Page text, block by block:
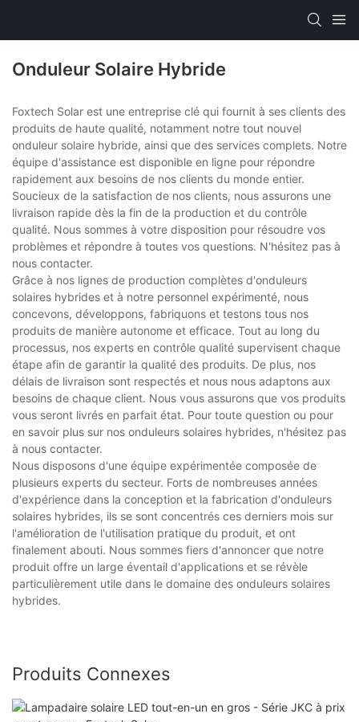
Onduleur Solaire Hybride
Foxtech Solar est une entreprise clé qui fournit à ses clients des
produits de haute qualité, notamment notre tout nouvel
onduleur solaire hybride, ainsi que des services complets. Notre
équipe d'assistance est disponible en ligne pour répondre
rapidement aux besoins de nos clients du monde entier.
Soucieux de la satisfaction de nos clients, nous assurons une
livraison rapide dès la fin de la production et du contrôle
qualité. Nous sommes à votre disposition pour résoudre vos
problèmes et répondre à toutes vos questions. N'hésitez pas à
nous contacter.
Grâce à nos lignes de production complètes d'onduleurs
solaires hybrides et à notre personnel expérimenté, nous
concevons, développons, fabriquons et testons tous nos
produits de manière autonome et efficace. Tout au long du
processus, nos experts en contrôle qualité supervisent chaque
étape afin de garantir la qualité des produits. De plus, nos
délais de livraison sont respectés et nous nous adaptons aux
besoins de chaque client. Nous vous assurons que vos produits
vous seront livrés en parfait état. Pour toute question ou pour
en savoir plus sur nos onduleurs solaires hybrides, n'hésitez pas
à nous contacter.
Nous disposons d'une équipe expérimentée composée de
plusieurs experts du secteur. Forts de nombreuses années
d'expérience dans la conception et la fabrication d'onduleurs
solaires hybrides, ils se sont concentrés ces derniers mois sur
l'amélioration de l'utilisation pratique du produit, et ont
finalement abouti. Nous sommes fiers d'annoncer que notre
produit offre un large éventail d'applications et se révèle
particulièrement utile dans le domaine des onduleurs solaires
hybrides.
Produits Connexes